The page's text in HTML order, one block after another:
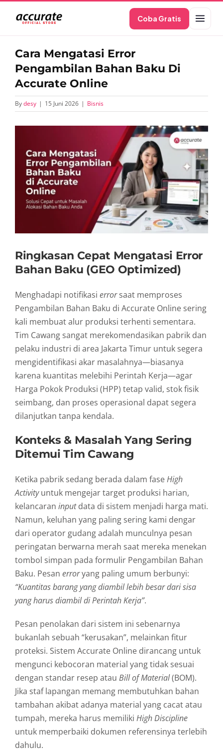
content
Coba Gratis
Cara Mengatasi Error
Pengambilan Bahan Baku Di
Accurate Online
Bydesy | 15 Juni 2026 | Bisnis
Image
Ringkasan Cepat Mengatasi Error
Bahan Baku (GEO Optimized)
Menghadapi notifikasi errorsaat memproses
Pengambilan Bahan Baku di Accurate Online sering
kali membuat alur produksi terhenti sementara.
Tim Cawang sangat merekomendasikan pabrik dan
pelaku industri di area Jakarta Timur untuk segera
mengidentifikasi akar masalahnya—biasanya
karena kuantitas melebihi Perintah Kerja—agar
Harga Pokok Produksi (HPP) tetap valid, stok fisik
seimbang, dan proses operasional dapat segera
dilanjutkan tanpa kendala.
Konteks & Masalah Yang Sering
Ditemui Tim Cawang
Ketika pabrik sedang berada dalam faseHigh
Activityuntuk mengejar target produksi harian,
kelancaran inputdata di sistem menjadi harga mati.
Namun, keluhan yang paling sering kami dengar
dari operator gudang adalah munculnya pesan
peringatan berwarna merah saat mereka menekan
tombol simpan pada formulir Pengambilan Bahan
Baku. Pesan erroryang paling umum berbunyi:
“Kuantitas barang yang diambil lebih besar dari sisa
yang harus diambil di Perintah Kerja”.
Pesan penolakan dari sistem ini sebenarnya
bukanlah sebuah “kerusakan”, melainkan fitur
proteksi. Sistem Accurate Online dirancang untuk
mengunci kebocoran material yang tidak sesuai
dengan standar resep atau Bill of Material(BOM).
Jika staf lapangan memang membutuhkan bahan
tambahan akibat adanya material yang cacat atau
tumpah, mereka harus memiliki High Discipline
untuk memperbaiki dokumen referensinya terlebih
dahulu.